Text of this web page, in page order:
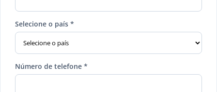
Selecione o país *
Número de telefone *